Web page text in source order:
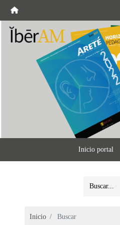
Inicio portal
Inicio Buscar